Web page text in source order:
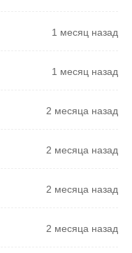
1 месяц назад
1 месяц назад
2 месяца назад
2 месяца назад
2 месяца назад
2 месяца назад